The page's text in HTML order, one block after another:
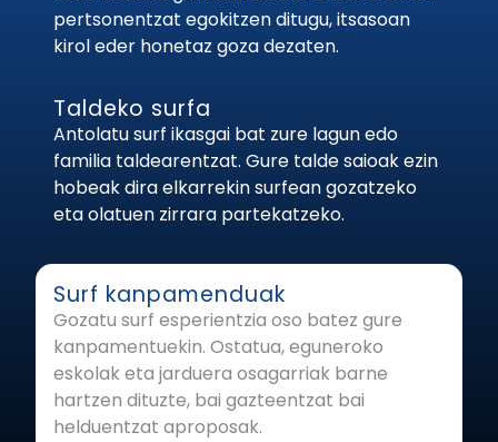
pertsonentzat egokitzen ditugu, itsasoan
kirol eder honetaz goza dezaten.
Taldeko surfa
Antolatu surf ikasgai bat zure lagun edo
familia taldearentzat. Gure talde saioak ezin
hobeak dira elkarrekin surfean gozatzeko
eta olatuen zirrara partekatzeko.
Surf kanpamenduak
Gozatu surf esperientzia oso batez gure
kanpamentuekin. Ostatua, eguneroko
eskolak eta jarduera osagarriak barne
hartzen dituzte, bai gazteentzat bai
helduentzat aproposak.